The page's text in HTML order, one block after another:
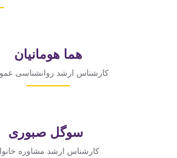
هما هومانیان
کارشناس ارشد روانشناسی
سوگل صبوری
کارشناس ارشد مشاوره